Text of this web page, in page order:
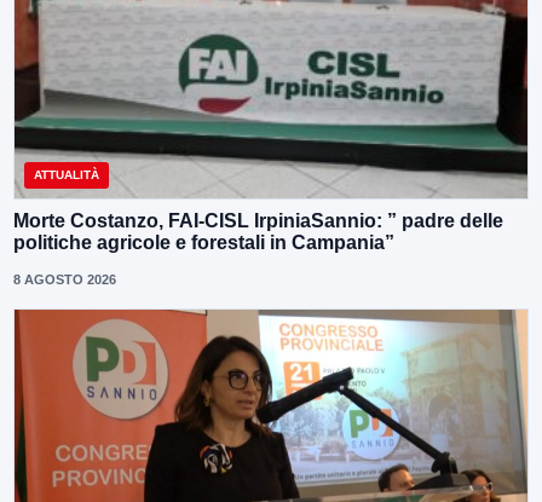
ATTUALITÀ
Morte Costanzo, FAI-CISL IrpiniaSannio: ” padre delle
politiche agricole e forestali in Campania”
8 AGOSTO 2026